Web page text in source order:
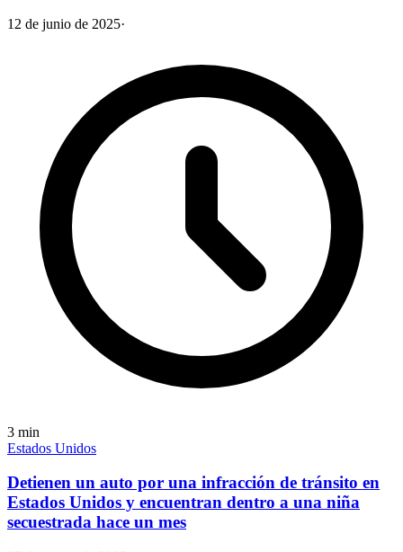
12 de junio de 2025·
3 min
Estados Unidos
Detienen un auto por una infracción de tránsito en
Estados Unidos y encuentran dentro a una niña
secuestrada hace un mes